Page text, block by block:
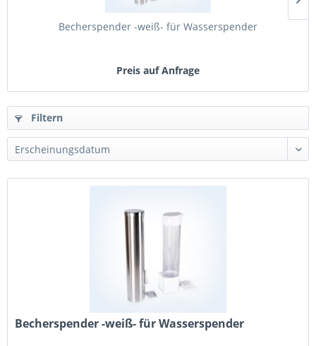
Becherspender -weiß- für Wasserspender
Preis auf Anfrage
Filtern
Becherspender -weiß- für Wasserspender